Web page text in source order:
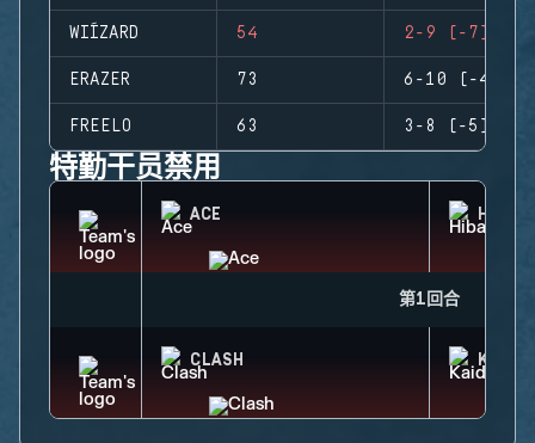
WIÍZARD 54 2-9 (-7)
ERAZER 73 6-10 (-4)
FREELO 63 3-8 (-5)
特勤干员禁用
ACE
第1回合
CLASH KAID